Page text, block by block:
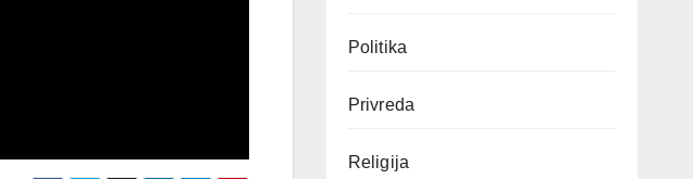
Politika
Privreda
Religija